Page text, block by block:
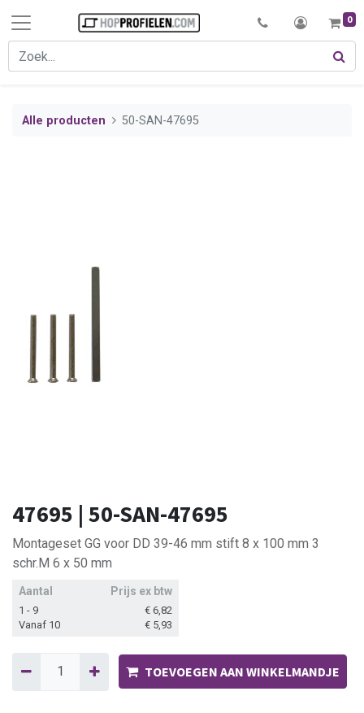
0
Alle producten 50-SAN-47695
47695 | 50-SAN-47695
Montageset GG voor DD 39-46 mm stift 8 x 100 mm 3
schr.M 6 x 50 mm
Aantal Prijs ex btw
1 - 9 € 6,82
Vanaf 10
€ 5,93
TOEVOEGEN AAN WINKELMANDJE